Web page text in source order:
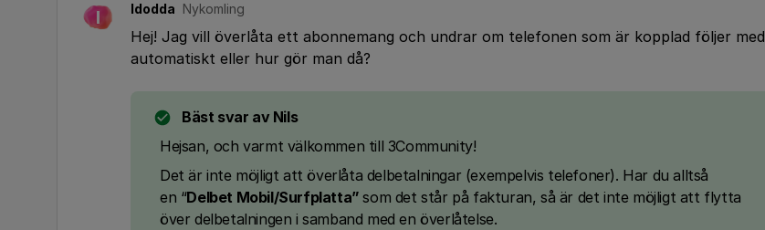
I Idodda Nykomling
Hej! Jag vill överlåta ett abonnemang och undrar om telefonen som är kopplad följer med
automatiskt eller hur gör man då?
Bäst svar av Nils
Hejsan, och varmt välkommen till 3Community!
Det är inte möjligt att överlåta delbetalningar (exempelvis telefoner). Har du alltså
en “Delbet Mobil/Surfplatta”som det står på fakturan, så är det inte möjligt att flytta
över delbetalningen i samband med en överlåtelse.